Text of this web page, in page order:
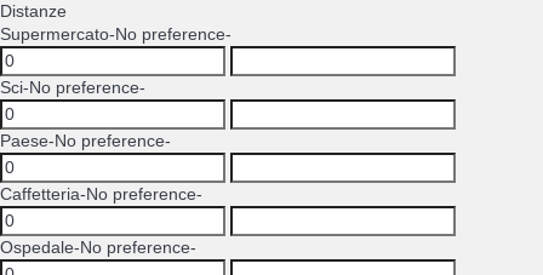
Distanze
Supermercato-No preference-
Sci-No preference-
Paese-No preference-
Caffetteria-No preference-
Ospedale-No preference-